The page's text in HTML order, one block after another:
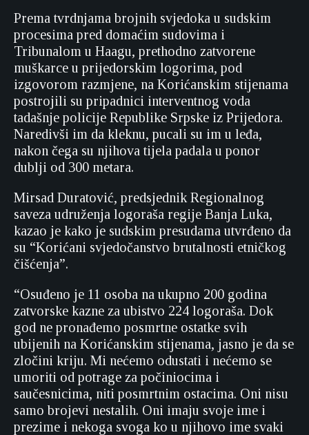
Prema tvrdnjama brojnih svjedoka u sudskim
procesima pred domaćim sudovima i
Tribunalom u Haagu, prethodno zatvorene
muškarce u prijedorskim logorima, pod
izgovorom razmjene, na Korićanskim stijenama
postrojili su pripadnici interventnog voda
tadašnje policije Republike Srpske iz Prijedora.
Naredivši im da kleknu, pucali su im u leđa,
nakon čega su njihova tijela padala u ponor
dublji od 300 metara.
Mirsad Duratović, predsjednik Regionalnog
saveza udruženja logoraša regije Banja Luka,
kazao je kako je sudskim presudama utvrđeno da
su “Korićani svjedočanstvo brutalnosti etničkog
čišćenja”.
“Osuđeno je 11 osoba na ukupno 200 godina
zatvorske kazne za ubistvo 224 logoraša. Dok
god ne pronađemo posmrtne ostatke svih
ubijenih na Korićanskim stijenama, jasno je da se
zločini kriju. Mi nećemo odustati i nećemo se
umoriti od potrage za počiniocima i
saučesnicima, niti posmrtnim ostacima. Oni nisu
samo brojevi nestalih. Oni imaju svoje ime i
prezime i nekoga svoga ko u njihovo ime svaki